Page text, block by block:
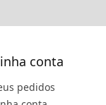
conta
pedidos